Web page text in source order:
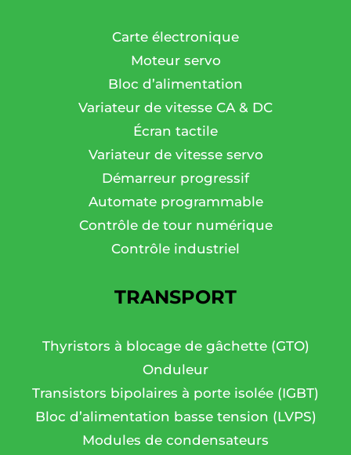
Carte électronique
Moteur servo
Bloc d’alimentation
Variateur de vitesse CA & DC
Écran tactile
Variateur de vitesse servo
Démarreur progressif
Automate programmable
Contrôle de tour numérique
Contrôle industriel
TRANSPORT
Thyristors à blocage de gâchette (GTO)
Onduleur
Transistors bipolaires à porte isolée (IGBT)
Bloc d’alimentation basse tension (LVPS)
Modules de condensateurs